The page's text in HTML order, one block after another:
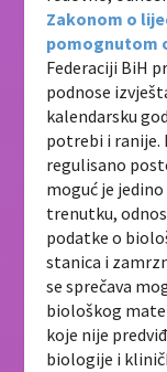
Zakonom o
pomognutom
Federaciji BiH
podnose
kalendarsku
potrebi i ranije.
regulisano
moguć je
trenutku,
podatke o
stanica i
se sprečava
biološkog
koje nije
biologije i